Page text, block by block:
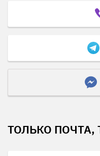
ТОЛЬКО ПОЧТА,